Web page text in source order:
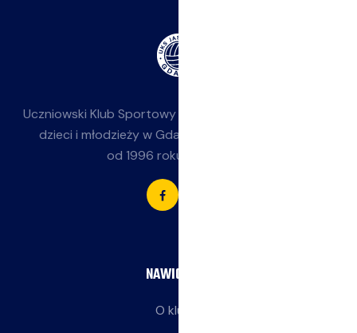
Uczniowski Klub Sportowy
dzieci i młodzieży w Gdańsku-Jasieniu. Działamy
od 1996 roku przy SP 85.
NAWIGACJA
O klubie